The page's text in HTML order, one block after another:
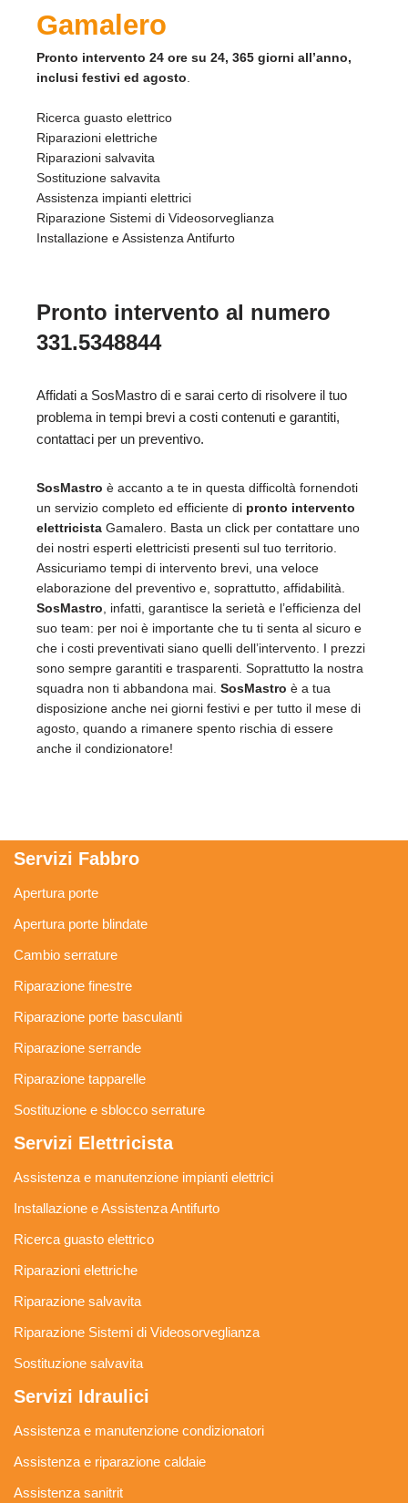
Gamalero
Pronto intervento 24 ore su 24, 365 giorni all’anno,
inclusi festivi ed agosto
Ricerca guasto elettrico
Riparazioni elettriche
Riparazioni salvavita
Sostituzione salvavita
Assistenza impianti elettrici
Riparazione Sistemi di Videosorveglianza
Installazione e Assistenza Antifurto
Pronto intervento al numero
331.5348844
Affidati a SosMastro di e sarai certo di risolvere il tuo
problema in tempi brevi a costi contenuti e garantiti,
contattaci per un preventivo.
SosMastro è accanto a te in questa difficoltà fornendoti
un servizio completo ed efficiente di pronto intervento
elettricista Gamalero. Basta un click per contattare uno
dei nostri esperti elettricisti presenti sul tuo territorio.
Assicuriamo tempi di intervento brevi, una veloce
elaborazione del preventivo e, soprattutto, affidabilità.
SosMastro , infatti, garantisce la serietà e l’efficienza del
suo team: per noi è importante che tu ti senta al sicuro e
che i costi preventivati siano quelli dell’intervento. I prezzi
sono sempre garantiti e trasparenti. Soprattutto la nostra
squadra non ti abbandona mai. SosMastro è a tua
disposizione anche nei giorni festivi e per tutto il mese di
agosto, quando a rimanere spento rischia di essere
anche il condizionatore!
Servizi Fabbro
Apertura porte
Apertura porte blindate
Cambio serrature
Riparazione finestre
Riparazione porte basculanti
Riparazione serrande
Riparazione tapparelle
Sostituzione e sblocco serrature
Servizi Elettricista
Assistenza e manutenzione impianti elettrici
Installazione e Assistenza Antifurto
Ricerca guasto elettrico
Riparazioni elettriche
Riparazione salvavita
Riparazione Sistemi di Videosorveglianza
Sostituzione salvavita
Servizi Idraulici
Assistenza e manutenzione condizionatori
Assistenza e riparazione caldaie
Assistenza sanitrit